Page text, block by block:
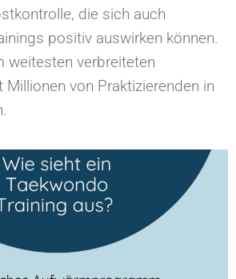
die sich auch
positiv auswirken können.
weitesten verbreiteten
von Praktizierenden in